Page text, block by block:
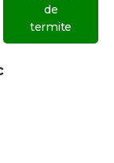
de
termite